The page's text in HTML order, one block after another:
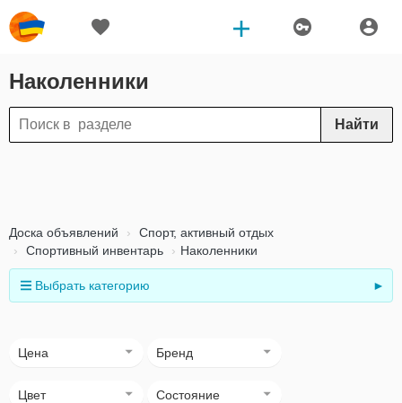
Наколенники
Найти
Доска объявлений
Спорт, активный отдых
Спортивный инвентарь
Наколенники
Выбрать категорию ►
Цена Бренд
Цвет Состояние